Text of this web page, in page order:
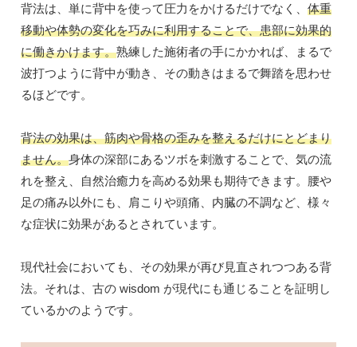
背法は、単に背中を使って圧力をかけるだけでなく、 体重
移動や体勢の変化を巧みに利用することで、患部に効果的
に働きかけます。熟練した施術者の手にかかれば、まるで
波打つように背中が動き、その動きはまるで舞踏を思わせ
るほどです。
背法の効果は、筋肉や骨格の歪みを整えるだけにとどまり
ません。身体の深部にあるツボを刺激することで、気の流
れを整え、自然治癒力を高める効果も期待できます。腰や
足の痛み以外にも、肩こりや頭痛、内臓の不調など、様々
な症状に効果があるとされています。
現代社会においても、その効果が再び見直されつつある背
法。それは、古の wisdom が現代にも通じることを証明し
ているかのようです。